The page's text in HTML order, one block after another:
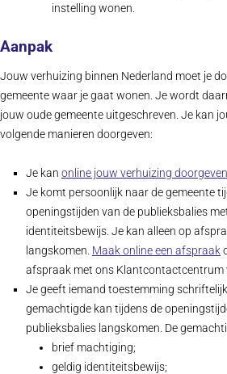
instelling wonen.
Aanpak
Jouw verhuizing binnen Nederland moet je
gemeente waar je gaat wonen. Je wordt
jouw oude gemeente uitgeschreven. Je kan
volgende manieren doorgeven:
Je kan online jouw verhuizing
Je komt persoonlijk naar de gemeente
openingstijden van de publieksbalies
identiteitsbewijs. Je kan alleen op
langskomen. Maak online een afspraak
afspraak met ons Klantcontactcentrum
Je geeft iemand toestemming
gemachtigde kan tijdens de
publieksbalies langskomen. De
brief machtiging;
geldig identiteitsbewijs;